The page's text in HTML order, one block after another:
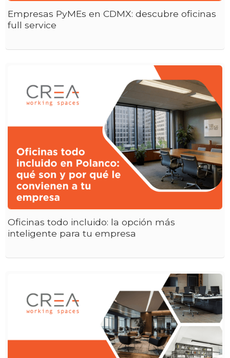
Empresas PyMEs en CDMX: descubre oficinas
full service
Oficinas todo incluido: la opción más
inteligente para tu empresa